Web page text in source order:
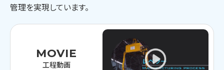
管理を実現しています。
MOVIE
工程動画